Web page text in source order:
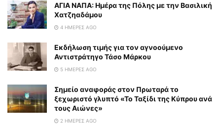
ΑΓΙΑ ΝΑΠΑ: Ημέρα της Πόλης με την Βασιλική
Χατζηαδάμου
4 ΗΜΈΡΕΣ AGO
Εκδήλωση τιμής για τον αγνοούμενο
Αντιστράτηγο Τάσο Μάρκου
5 ΗΜΈΡΕΣ AGO
Σημείο αναφοράς στον Πρωταρά το
ξεχωριστό γλυπτό «Το Ταξίδι της Κύπρου ανά
τους Αιώνες»
2 ΗΜΈΡΕΣ AGO